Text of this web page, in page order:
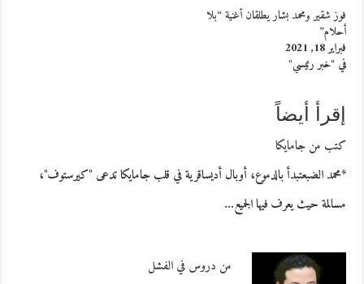
فوز شقير ومحمد بشار يطلقان أغنية “بلا
أحلام”
فبراير 18, 2021
في "خبر رئيسي"
إقرأ أيضاً
كتب من جامايكا
*محمد الضبعتبدأ بالدموع، أوبال أديساقرية في قلب جامايكا تدعى "كيرستوف"،
مسالمة حيث يعرف فيها الجميع…
من دروس في الفشل